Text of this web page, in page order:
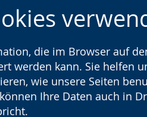
die im Browser auf
werden kann. Sie
wie unsere Seiten
Ihre Daten auch in